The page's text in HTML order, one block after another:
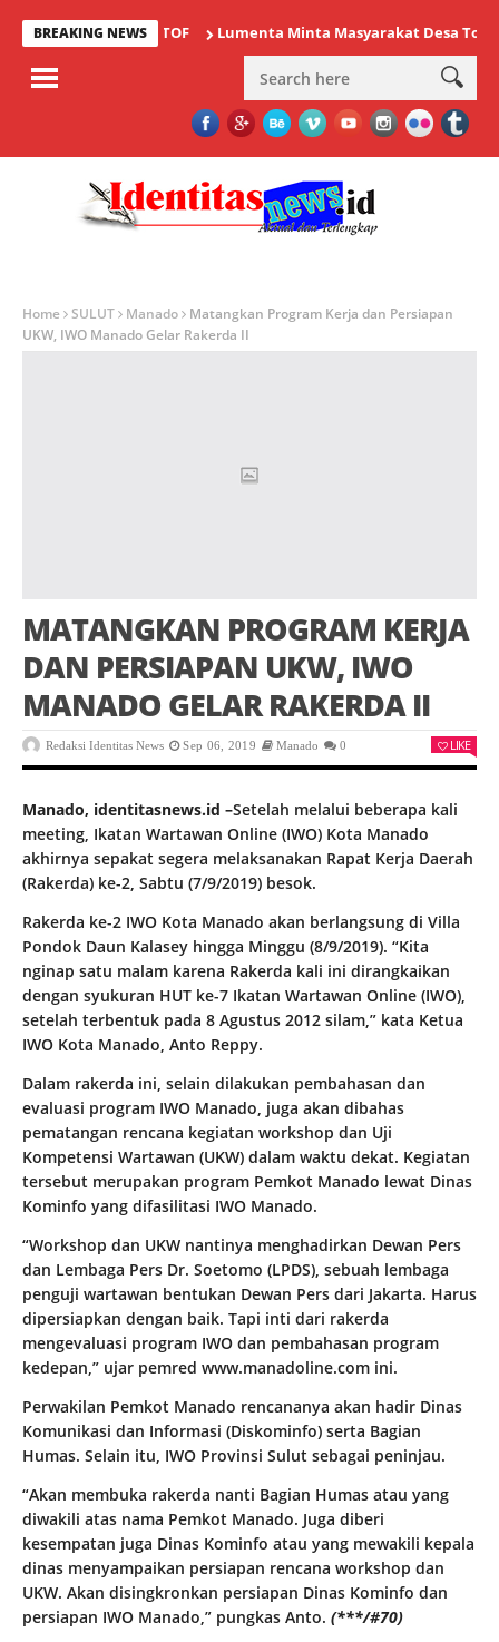
BREAKING NEWS
Bergengsi TOF Lumenta Minta Masyarakat Desa Tolok
Home SULUT Manado
Matangkan Program Kerja dan Persiapan
UKW, IWO Manado Gelar Rakerda II
MATANGKAN PROGRAM KERJA
DAN PERSIAPAN UKW, IWO
MANADO GELAR RAKERDA II
Redaksi Identitas News Sep 06, 2019 Manado 0 LIKE
Manado, identitasnews.id –Setelah melalui beberapa kali
meeting, Ikatan Wartawan Online (IWO) Kota Manado
akhirnya sepakat segera melaksanakan Rapat Kerja Daerah
(Rakerda) ke-2, Sabtu (7/9/2019) besok.
Rakerda ke-2 IWO Kota Manado akan berlangsung di Villa
Pondok Daun Kalasey hingga Minggu (8/9/2019). “Kita
nginap satu malam karena Rakerda kali ini dirangkaikan
dengan syukuran HUT ke-7 Ikatan Wartawan Online (IWO),
setelah terbentuk pada 8 Agustus 2012 silam,” kata Ketua
IWO Kota Manado, Anto Reppy.
Dalam rakerda ini, selain dilakukan pembahasan dan
evaluasi program IWO Manado, juga akan dibahas
pematangan rencana kegiatan workshop dan Uji
Kompetensi Wartawan (UKW) dalam waktu dekat. Kegiatan
tersebut merupakan program Pemkot Manado lewat Dinas
Kominfo yang difasilitasi IWO Manado.
“Workshop dan UKW nantinya menghadirkan Dewan Pers
dan Lembaga Pers Dr. Soetomo (LPDS), sebuah lembaga
penguji wartawan bentukan Dewan Pers dari Jakarta. Harus
dipersiapkan dengan baik. Tapi inti dari rakerda
mengevaluasi program IWO dan pembahasan program
kedepan,” ujar pemred www.manadoline.com ini.
Perwakilan Pemkot Manado rencananya akan hadir Dinas
Komunikasi dan Informasi (Diskominfo) serta Bagian
Humas. Selain itu, IWO Provinsi Sulut sebagai peninjau.
“Akan membuka rakerda nanti Bagian Humas atau yang
diwakili atas nama Pemkot Manado. Juga diberi
kesempatan juga Dinas Kominfo atau yang mewakili kepala
dinas menyampaikan persiapan rencana workshop dan
UKW. Akan disingkronkan persiapan Dinas Kominfo dan
persiapan IWO Manado,” pungkas Anto. (***/#70)